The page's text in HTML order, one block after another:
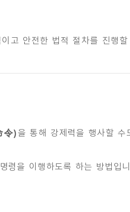
고 안전한 법적 절차를 진행
令)을 통해 강제력을 행사할 수
령을 이행하도록 하는 방법입